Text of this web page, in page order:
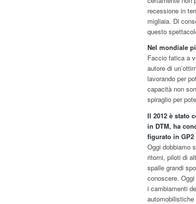
recessione in
migliaia. Di
questo
Nel mondiale
Faccio fatica a
autore di
lavorando per
capacità non
spiraglio per
Il 2012 è stato
in DTM, ha
figurato in
Oggi dobbiamo
ritorni, piloti di
spalle grandi
conoscere.
i cambiamenti